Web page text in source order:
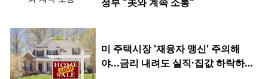
정부 "美와 계속 소통"
미 주택시장 '재융자 맹신' 주의해
야...금리 내려도 실직·집값 하락하